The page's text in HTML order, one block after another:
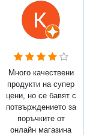
Много качествени
продукти на супер
цени, но се бавят с
потвърждението за
поръчките от
онлайн магазина